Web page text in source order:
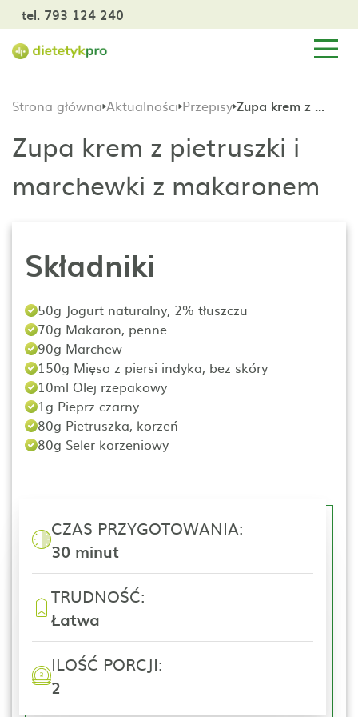
tel. 793 124 240
Strona główna Aktualności Przepisy Zupa krem z pietruszki i marchewki z makaronem
Zupa krem z pietruszki i
marchewki z makaronem
Składniki
50g Jogurt naturalny, 2% tłuszczu
70g Makaron, penne
90g Marchew
150g Mięso z piersi indyka, bez skóry
10ml Olej rzepakowy
1g Pieprz czarny
80g Pietruszka, korzeń
80g Seler korzeniowy
CZAS PRZYGOTOWANIA:
30 minut
TRUDNOŚĆ:
Łatwa
ILOŚĆ PORCJI:
2